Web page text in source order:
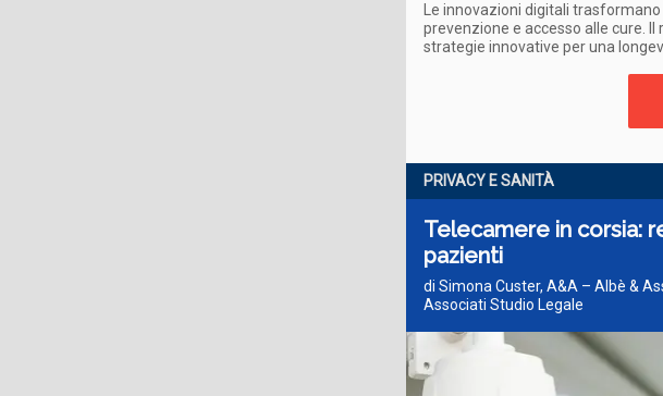
Le innovazioni digitali
prevenzione e accesso alle cure.
strategie innovative per una
PRIVACY E SANITÀ
Telecamere in corsia:
pazienti
di Simona Custer, A&A – Albè &
Associati Studio Legale